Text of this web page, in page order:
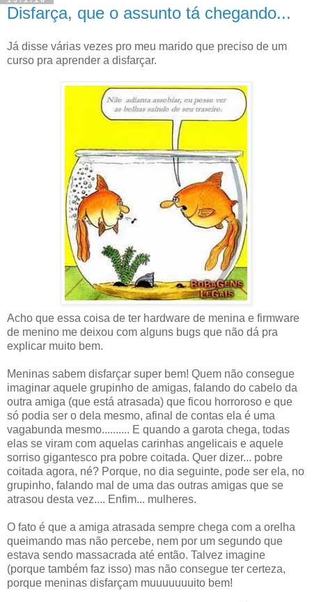
Disfarça, que o assunto tá chegando...
Já disse várias vezes pro meu marido que preciso de um
curso pra aprender a disfarçar.
Acho que essa coisa de ter hardware de menina e firmware
de menino me deixou com alguns bugs que não dá pra
explicar muito bem.
Meninas sabem disfarçar super bem! Quem não consegue
imaginar aquele grupinho de amigas, falando do cabelo da
outra amiga (que está atrasada) que ficou horroroso e que
só podia ser o dela mesmo, afinal de contas ela é uma
vagabunda mesmo.......... E quando a garota chega, todas
elas se viram com aquelas carinhas angelicais e aquele
sorriso gigantesco pra pobre coitada. Quer dizer... pobre
coitada agora, né? Porque, no dia seguinte, pode ser ela, no
grupinho, falando mal de uma das outras amigas que se
atrasou desta vez.... Enfim... mulheres.
O fato é que a amiga atrasada sempre chega com a orelha
queimando mas não percebe, nem por um segundo que
estava sendo massacrada até então. Talvez imagine
(porque também faz isso) mas não consegue ter certeza,
porque meninas disfarçam muuuuuuuito bem!